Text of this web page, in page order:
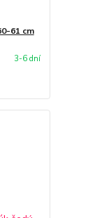
61 cm
3-6 dní